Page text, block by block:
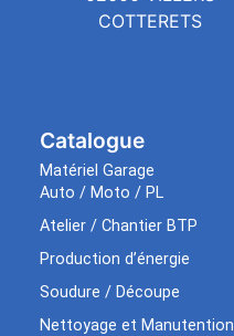
Catalogue
Matériel Garage
Auto / Moto / PL
Atelier / Chantier BTP
Production d’énergie
Soudure / Découpe
Nettoyage et Manutention
COTTERETS